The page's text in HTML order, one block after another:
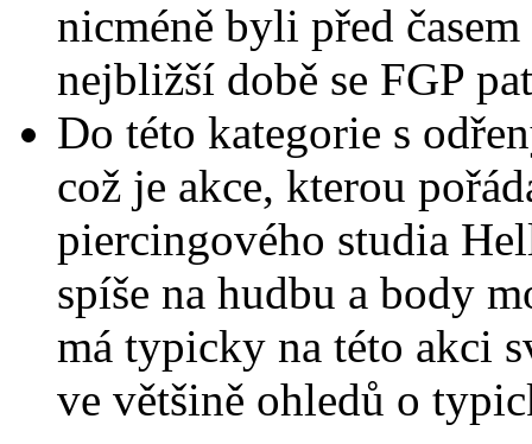
nicméně byli před
nejbližší době se FGP
Do této kategorie s
což je akce, kterou
piercingového studia
spíše na hudbu a body
má typicky na této akci
ve většině ohledů o